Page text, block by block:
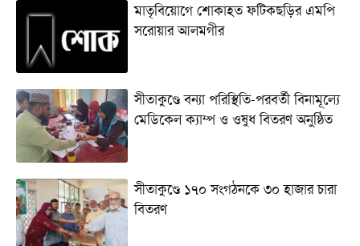
মাতৃবিয়োগে শোকাহত ফটিকছড়ির এমপি
সরোয়ার আলমগীর
সীতাকুণ্ডে বন্যা পরিস্থিতি-পরবর্তী বিনামূল্যে
মেডিকেল ক্যাম্প ও ওষুধ বিতরণ অনুষ্ঠিত
সীতাকুণ্ডে ১৭০ সংগঠনকে ৩০ হাজার চারা
বিতরণ